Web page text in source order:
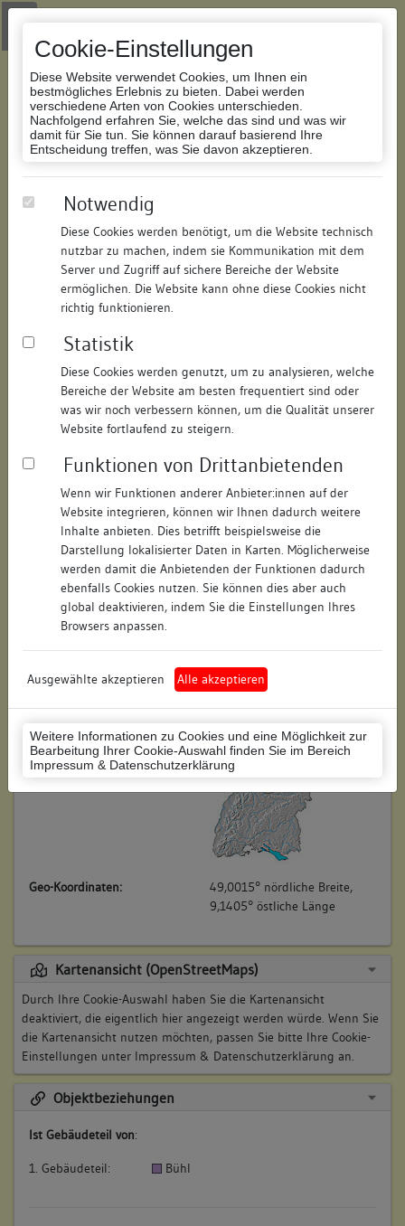
Cookie-Einstellungen
Diese Website verwendet Cookies, um Ihnen ein
bestmögliches Erlebnis zu bieten. Dabei werden
verschiedene Arten von Cookies unterschieden.
Nachfolgend erfahren Sie, welche das sind und was wir
damit für Sie tun. Sie können darauf basierend Ihre
Entscheidung treffen, was Sie davon akzeptieren.
Notwendig
Diese Cookies werden benötigt, um die Website technisch
nutzbar zu machen, indem sie Kommunikation mit dem
Server und Zugriff auf sichere Bereiche der Website
ermöglichen. Die Website kann ohne diese Cookies nicht
richtig funktionieren.
Statistik
Diese Cookies werden genutzt, um zu analysieren, welche
Bereiche der Website am besten frequentiert sind oder
was wir noch verbessern können, um die Qualität unserer
Website fortlaufend zu steigern.
Funktionen von Drittanbietenden
Wenn wir Funktionen anderer Anbieter:innen auf der
Website integrieren, können wir Ihnen dadurch weitere
Inhalte anbieten. Dies betrifft beispielsweise die
Darstellung lokalisierter Daten in Karten. Möglicherweise
werden damit die Anbietenden der Funktionen dadurch
ebenfalls Cookies nutzen. Sie können dies aber auch
global deaktivieren, indem Sie die Einstellungen Ihres
Browsers anpassen.
Ausgewählte akzeptieren Alle akzeptieren
Weitere Informationen zu Cookies und eine Möglichkeit zur
Bearbeitung Ihrer Cookie-Auswahl finden Sie im Bereich
Impressum & Datenschutzerklärung
Zur Navigation springen
Zum Inhalt der Website springen
Datenbank Bauforschung/Restaurierung
163762659516/Datum:04.05.2016
Datenbestand:
Bauforschung und Restaurierung
Als PDF herunterladen:
Objektdaten
Straße: Bühl
Hausnummer: 36
Postleitzahl: 74354
Stadt-Teilort: Besigheim
Regierungsbezirk: Stuttgart
Ludwigsburg (Landkreis)
Wohnplatzschlüssel: 8118007001
Flurstücknummer: keine
Historischer Straßenname: keiner
Lage des Wohnplatzes:
Geo-Koordinaten:
49,0015° nördliche Breite,
9,1405° östliche Länge
Kartenansicht (OpenStreetMaps)
Durch Ihre Cookie-Auswahl haben Sie die Kartenansicht
deaktiviert, die eigentlich hier angezeigt werden würde. Wenn Sie
die Kartenansicht nutzen möchten, passen Sie bitte Ihre Cookie-
Einstellungen unter Impressum & Datenschutzerklärung an.
Objektbeziehungen
Ist Gebäudeteil von:
1. Gebäudeteil: Bühl